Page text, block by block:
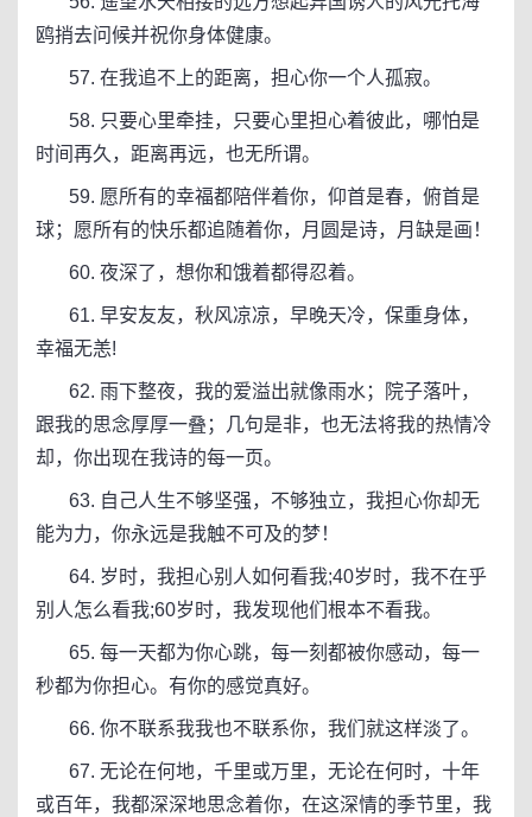
鸥捎去问候并祝你身体健康。
57. 在我追不上的距离，担心你一个人孤寂。
58. 只要心里牵挂，只要心里担心着彼此，哪怕是
时间再久，距离再远，也无所谓。
59. 愿所有的幸福都陪伴着你，仰首是春，俯首是
球；愿所有的快乐都追随着你，月圆是诗，月缺是画！
60. 夜深了，想你和饿着都得忍着。
61. 早安友友，秋风凉凉，早晚天冷，保重身体，
幸福无恙!
62. 雨下整夜，我的爱溢出就像雨水；院子落叶，
跟我的思念厚厚一叠；几句是非，也无法将我的热情冷
却，你出现在我诗的每一页。
63. 自己人生不够坚强，不够独立，我担心你却无
能为力，你永远是我触不可及的梦！
64. 岁时，我担心别人如何看我;40岁时，我不在乎
别人怎么看我;60岁时，我发现他们根本不看我。
65. 每一天都为你心跳，每一刻都被你感动，每一
秒都为你担心。有你的感觉真好。
66. 你不联系我我也不联系你，我们就这样淡了。
67. 无论在何地，千里或万里，无论在何时，十年
或百年，我都深深地思念着你，在这深情的季节里，我